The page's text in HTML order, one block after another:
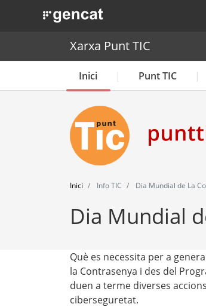
. Obre en una nova finestra.
Xarxa Punt TIC
Inici Punt TIC
Inici Info TIC Dia Mundial de La
Dia Mundial
Què es necessita per a
la Contrasenya i des del
duen a terme diverses
ciberseguretat.